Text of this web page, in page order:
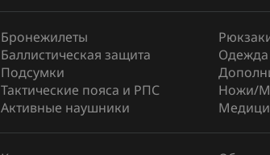
Бронежилеты
Баллистическая защита
Подсумки
Тактические пояса и РПС
Активные наушники
Одежда
Ножи/